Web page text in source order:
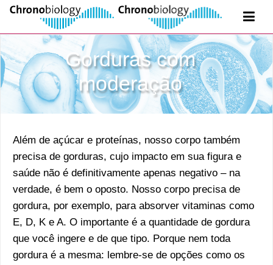
Gorduras com
moderação
Além de açúcar e proteínas, nosso corpo também
precisa de gorduras, cujo impacto em sua figura e
saúde não é definitivamente apenas negativo – na
verdade, é bem o oposto. Nosso corpo precisa de
gordura, por exemplo, para absorver vitaminas como
E, D, K e A. O importante é a quantidade de gordura
que você ingere e de que tipo. Porque nem toda
gordura é a mesma: lembre-se de opções como os